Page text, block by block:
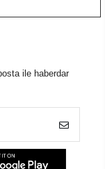
ile haberdar